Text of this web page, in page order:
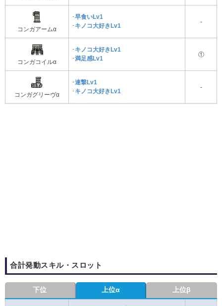
コンガアームα
･早食いLv1
･ キノコ大好きLv1
-
コンガコイルα
･ キノコ大好きLv1
･満足感Lv1
①
コンガグリーヴα
･連撃Lv1
･ キノコ大好きLv1
-
合計発動スキル・スロット
下位 上位α 上位β